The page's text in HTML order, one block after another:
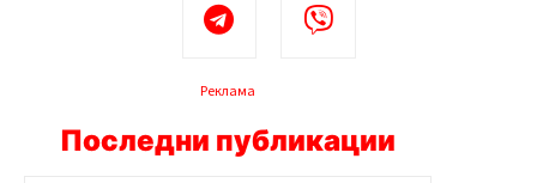
Реклама
Последни публикации